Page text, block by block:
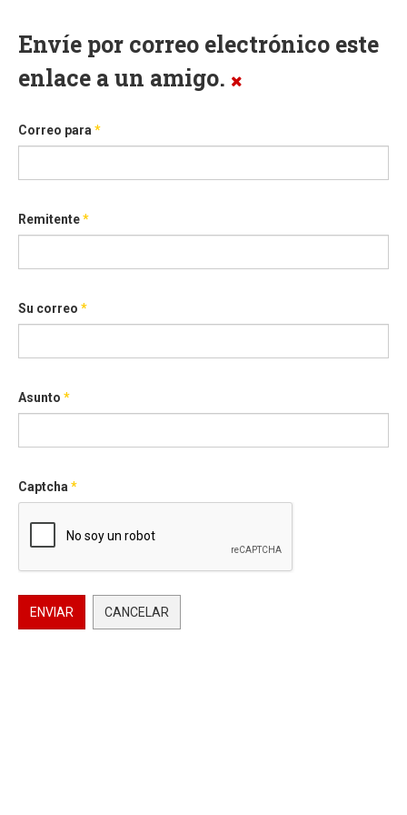
Envíe por correo electrónico este
enlace a un amigo.
Correo para *
Remitente*
Su correo *
Asunto *
Captcha *
ENVIAR CANCELAR